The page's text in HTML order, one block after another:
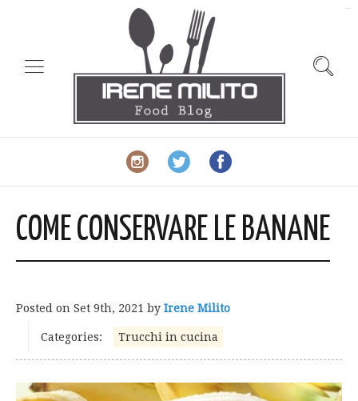
COME CONSERVARE LE BANANE
Posted on Set 9th, 2021 by Irene Milito
Categories: Trucchi in cucina